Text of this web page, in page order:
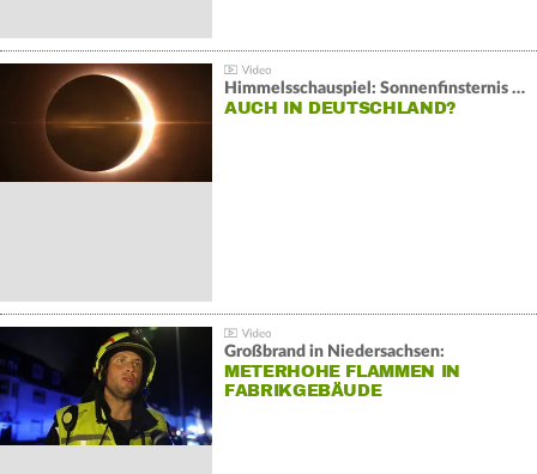
Himmelsschauspiel: Sonnenfinsternis über Spanien
AUCH IN DEUTSCHLAND?
Großbrand in Niedersachsen:
METERHOHE FLAMMEN IN
FABRIKGEBÄUDE